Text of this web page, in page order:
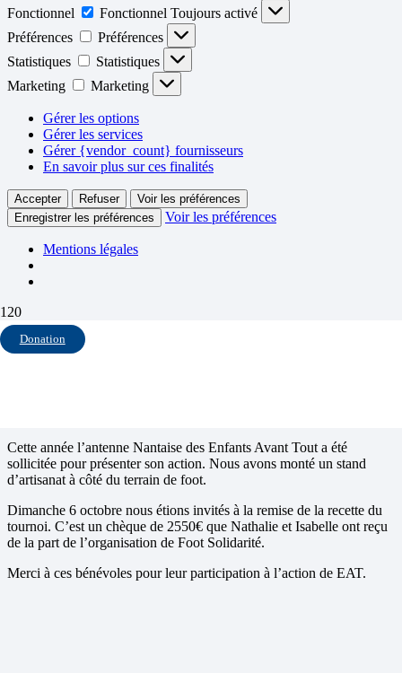
Fonctionnel
Fonctionnel Toujours activé
Préférences
Préférences
Statistiques
Statistiques
Marketing
Marketing
Gérer les options
Gérer les services
Gérer {vendor_count} fournisseurs
En savoir plus sur ces finalités
Accepter Refuser
Voir les préférences
Enregistrer les préférences
Voir les préférences
Mentions légales
Donation
Tournoi Foot Solidarité
Cette année l’antenne Nantaise des Enfants Avant Tout a été
sollicitée pour présenter son action. Nous avons monté un stand
d’artisanat à côté du terrain de foot.
Dimanche 6 octobre nous étions invités à la remise de la recette du
tournoi. C’est un chèque de 2550€ que Nathalie et Isabelle ont reçu
de la part de l’organisation de Foot Solidarité.
Merci à ces bénévoles pour leur participation à l’action de EAT.